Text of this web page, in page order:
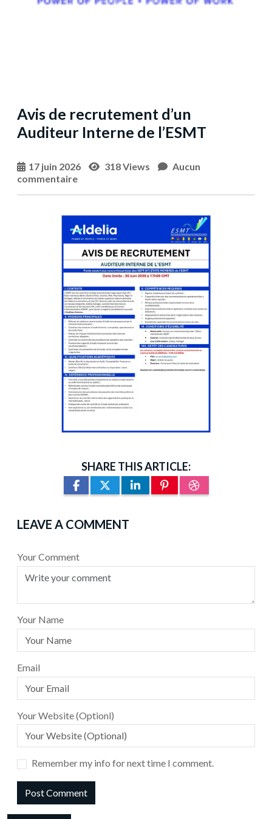
Avis de recrutement d’un
Auditeur Interne de l’ESMT
17 juin 2026 318 Views
Aucun
commentaire
SHARE THIS ARTICLE:
LEAVE A COMMENT
Your Comment
Your Name
Email
Your Website (Optionl)
Remember my info for next time I comment.